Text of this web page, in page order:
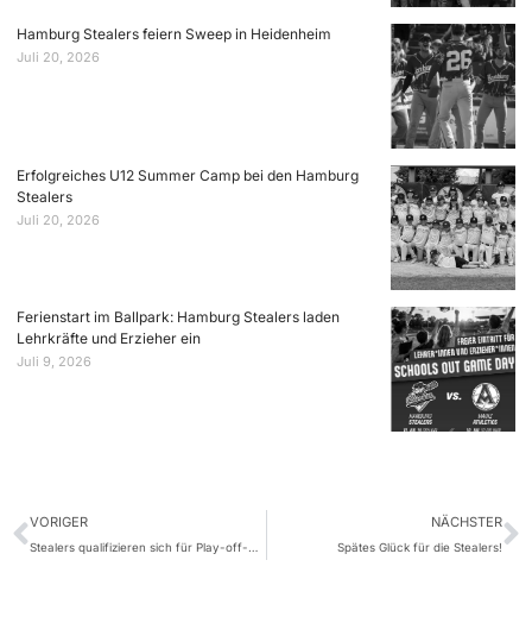
Hamburg Stealers feiern Sweep in Heidenheim
Juli 20, 2026
Erfolgreiches U12 Summer Camp bei den Hamburg
Stealers
Juli 20, 2026
Ferienstart im Ballpark: Hamburg Stealers laden
Lehrkräfte und Erzieher ein
Juli 9, 2026
VORIGER
Stealers qualifizieren sich für Play-off-Viertelfinale
NÄCHSTER
Spätes Glück für die Stealers!